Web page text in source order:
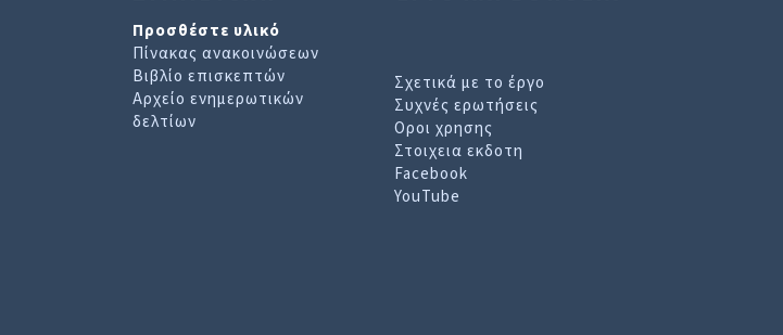
Προσθέστε υλικό
Πίνακας ανακοινώσεων
Βιβλίο επισκεπτών
Αρχείο ενημερωτικών
δελτίων
Σχετικά με το έργο
Συχνές ερωτήσεις
Οροι χρησης
Στοιχεια εκδοτη
Facebook
YouTube